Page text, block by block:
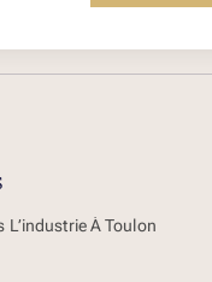
L’industrie À Toulon